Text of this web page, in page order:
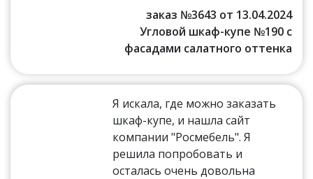
заказ №3643 от 13.04.2024
Угловой шкаф-купе №190 с
фасадами салатного оттенка
Я искала, где можно заказать
шкаф-купе, и нашла сайт
компании "Росмебель". Я
решила попробовать и
осталась очень довольна